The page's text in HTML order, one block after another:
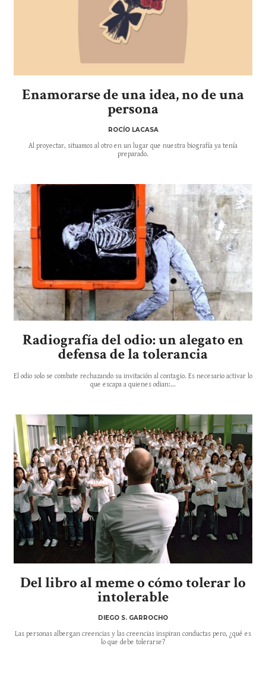
Enamorarse de una idea, no de una
persona
ROCÍO LACASA
Al proyectar, situamos al otro en un lugar que nuestra biografía ya tenía
preparado.
Radiografía del odio: un alegato en
defensa de la tolerancia
El odio solo se combate rechazando su invitación al contagio. Es necesario activar lo
que escapa a quienes odian:...
Del libro al meme o cómo tolerar lo
intolerable
DIEGO S. GARROCHO
Las personas albergan creencias y las creencias inspiran conductas pero, ¿qué es
lo que debe tolerarse?